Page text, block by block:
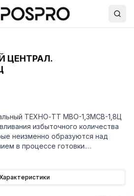
ЦЕНТРАЛ.
ТЕХНО-ТТ МВО-1,3МСВ-1,8Ц
избыточного количества
неизменно образуются над
в процессе готовки.
противном случае оседали бы на